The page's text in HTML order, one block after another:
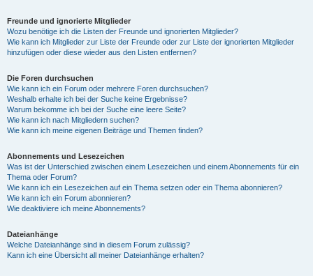
Freunde und ignorierte Mitglieder
Wozu benötige ich die Listen der Freunde und ignorierten Mitglieder?
Wie kann ich Mitglieder zur Liste der Freunde oder zur Liste der ignorierten Mitglieder
hinzufügen oder diese wieder aus den Listen entfernen?
Die Foren durchsuchen
Wie kann ich ein Forum oder mehrere Foren durchsuchen?
Weshalb erhalte ich bei der Suche keine Ergebnisse?
Warum bekomme ich bei der Suche eine leere Seite?
Wie kann ich nach Mitgliedern suchen?
Wie kann ich meine eigenen Beiträge und Themen finden?
Abonnements und Lesezeichen
Was ist der Unterschied zwischen einem Lesezeichen und einem Abonnements für ein
Thema oder Forum?
Wie kann ich ein Lesezeichen auf ein Thema setzen oder ein Thema abonnieren?
Wie kann ich ein Forum abonnieren?
Wie deaktiviere ich meine Abonnements?
Dateianhänge
Welche Dateianhänge sind in diesem Forum zulässig?
Kann ich eine Übersicht all meiner Dateianhänge erhalten?